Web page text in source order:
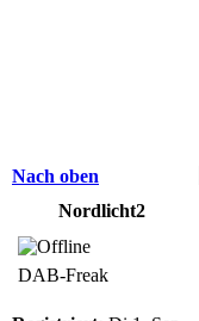
Nach oben
Nordlicht2
DAB-Freak